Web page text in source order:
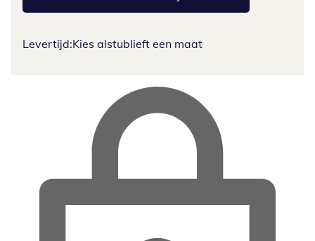
Levertijd:Kies alstublieft een maat